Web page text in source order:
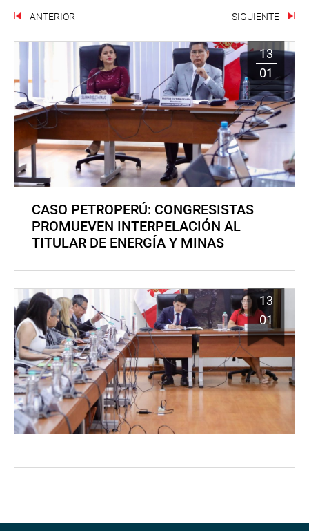
ANTERIOR SIGUIENTE
13
01
CASO PETROPERÚ: CONGRESISTAS
PROMUEVEN INTERPELACIÓN AL
TITULAR DE ENERGÍA Y MINAS
13
01